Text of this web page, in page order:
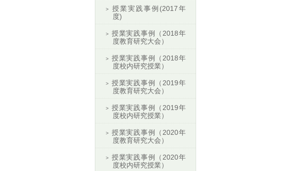
授業実践事例(2017年
度)
授業実践事例（2018年
度教育研究大会）
授業実践事例（2018年
度校内研究授業）
授業実践事例（2019年
度教育研究大会）
授業実践事例（2019年
度校内研究授業）
授業実践事例（2020年
度教育研究大会）
授業実践事例（2020年
度校内研究授業）